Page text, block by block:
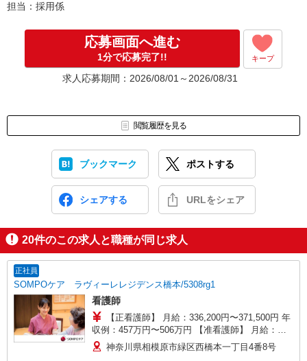
担当：採用係
応募画面へ進む
1分で応募完了!! キープ
求人応募期間：2026/08/01～2026/08/31
閲覧履歴を見る
ブックマーク ポストする
シェアする URLをシェア
20件のこの求人と職種が同じ求人
正社員
SOMPOケア ラヴィーレレジデンス橋本/5308rg1
看護師
【正看護師】 月給：336,200円〜371,500円 年
収例：457万円〜506万円 【准看護師】 月給：
310,500円〜345,800円 年収例：420万円〜470万円
【賞与】あり（年2回） ※月給は職務手当、働き
神奈川県相模原市緑区西橋本一丁目4番8号